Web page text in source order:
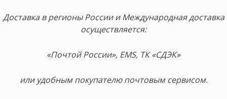
Доставка в регионы России и Международная доставка
осуществляется:
«Почтой России», EMS, ТК «СДЭК»
или удобным покупателю почтовым сервисом.